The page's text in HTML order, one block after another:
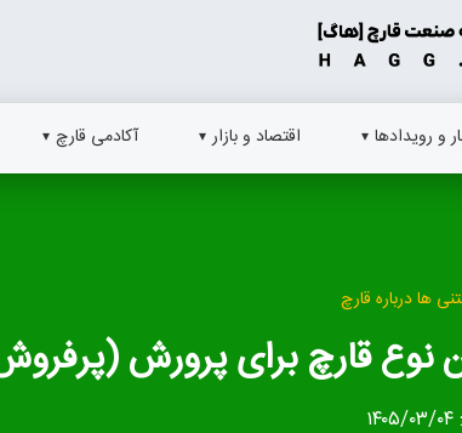
و رویدادها اقتصاد و بازار آکادمی قارچ
ها درباره قارچ
نوع قارچ برای پرورش
۱۴۰۵/۰۳/۰۴